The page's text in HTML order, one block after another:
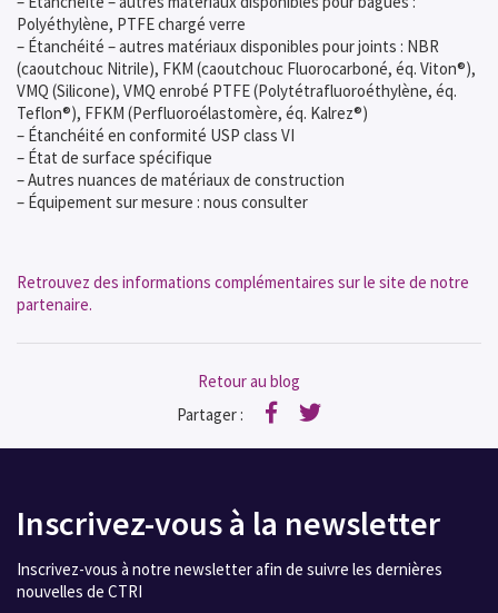
Polyéthylène, PTFE chargé verre
– Étanchéité – autres matériaux disponibles pour joints : NBR
(caoutchouc Nitrile), FKM (caoutchouc Fluorocarboné, éq. Viton®),
VMQ (Silicone), VMQ enrobé PTFE (Polytétrafluoroéthylène, éq.
Teflon®), FFKM (Perfluoroélastomère, éq. Kalrez®)
– Étanchéité en conformité USP class VI
– État de surface spécifique
– Autres nuances de matériaux de construction
– Équipement sur mesure : nous consulter
Retrouvez des informations complémentaires sur le site de notre
partenaire.
Retour au blog
Partager :
Facebook
Inscrivez-vous à la newsletter
Inscrivez-vous à notre newsletter afin de suivre les dernières
nouvelles de CTRI